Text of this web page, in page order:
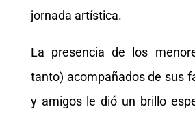
jornada artística.
La presencia de los
tanto) acompañados de sus
y amigos le dió un brillo